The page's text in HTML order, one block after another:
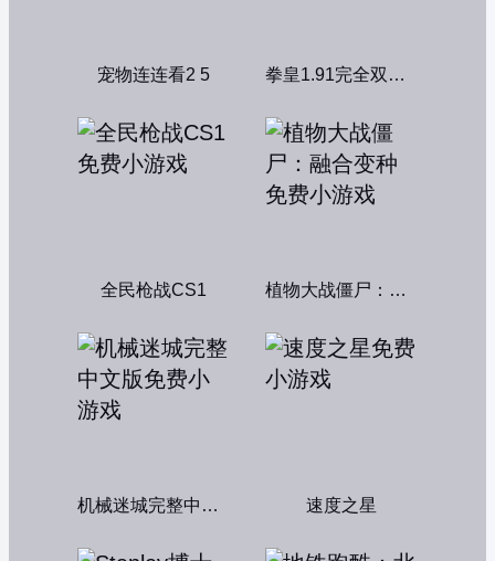
宠物连连看2 5 拳皇1.91完全双人版
全民枪战CS1 植物大战僵尸：融合变种
机械迷城完整中文版 速度之星